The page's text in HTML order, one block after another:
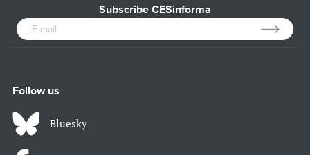
Subscribe CESinforma
Follow us
Bluesky